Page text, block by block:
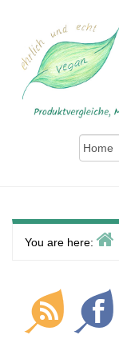
content
You are here:
Primary
Sidebar